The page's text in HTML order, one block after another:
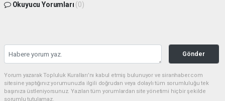
Okuyucu Yorumları (0)
Gönder
Yorum yazarak Topluluk Kuralları’nı kabul etmiş bulunuyor ve siranhaber.com
sitesine yaptığınız yorumunuzla ilgili doğrudan veya dolaylı tüm sorumluluğu tek
başınıza üstleniyorsunuz. Yazılan tüm yorumlardan site yönetimi hiçbir şekilde
sorumlu tutulamaz.